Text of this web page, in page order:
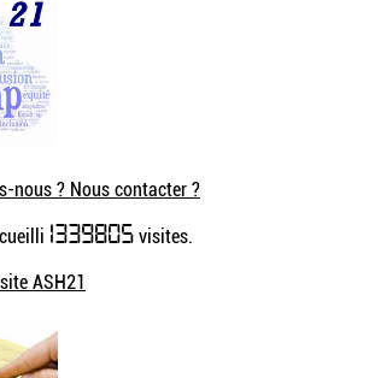
nous ? Nous contacter ?
1339805visites.
ASH21